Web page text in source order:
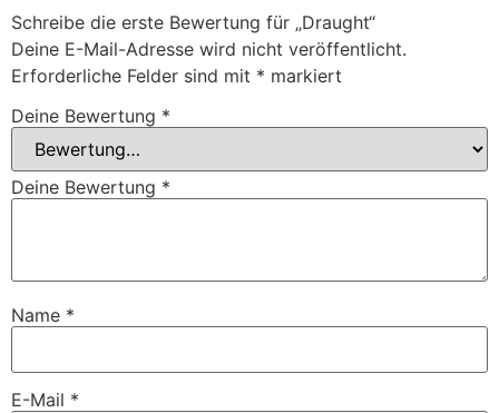
Schreibe die erste Bewertung für „Draught“
Deine E-Mail-Adresse wird nicht veröffentlicht.
Erforderliche Felder sind mit * markiert
Deine Bewertung *
Deine Bewertung *
Name *
E-Mail *